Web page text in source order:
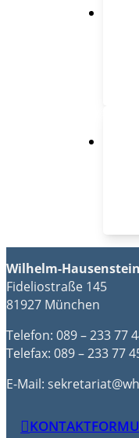
Wilhelm-
Fideliostraße 145
81927 München
Telefon: 089 – 233 77
Telefax: 089 – 233 77
E-Mail: